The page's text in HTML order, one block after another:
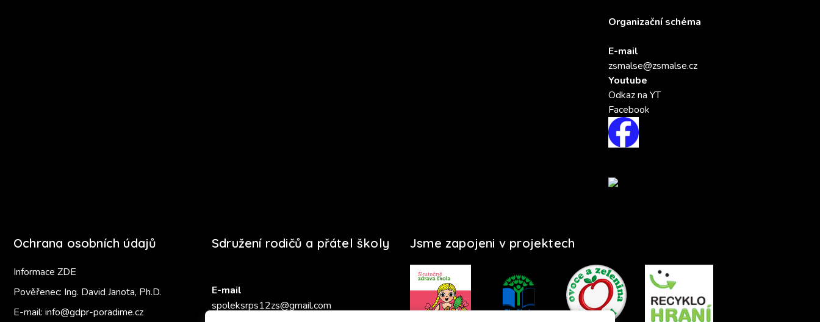
Organizační schéma
E-mail
zsmalse@zsmalse.cz
Youtube
Odkaz na YT
Facebook
Ochrana osobních údajů
Informace ZDE
Pověřenec: Ing. David Janota, Ph.D.
E-mail: info@gdpr-poradime.cz
Sdružení rodičů a přátel školy
E-mail
spoleksrps12zs@gmail.com
Jsme zapojeni v projektech